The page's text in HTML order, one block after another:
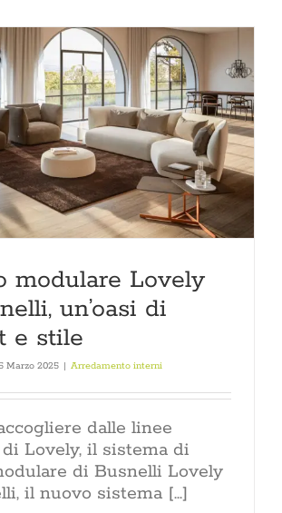
modulare Lovely
un’oasi di
e stile
Marzo 2025 | Arredamento interni
dalle linee
Lovely, il sistema di
di Busnelli Lovely
il nuovo sistema [...]